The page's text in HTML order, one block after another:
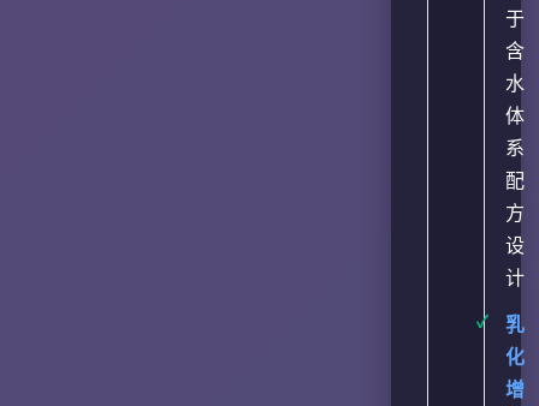
于
含
水
体
系
配
方
设
计
乳
化
增